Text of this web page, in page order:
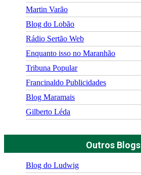
Martin Varão
Blog do Lobão
Rádio Sertão Web
Enquanto isso no Maranhão
Tribuna Popular
Francinaldo Publicidades
Blog Maramais
Gilberto Léda
Outros Blogs
Blog do Ludwig